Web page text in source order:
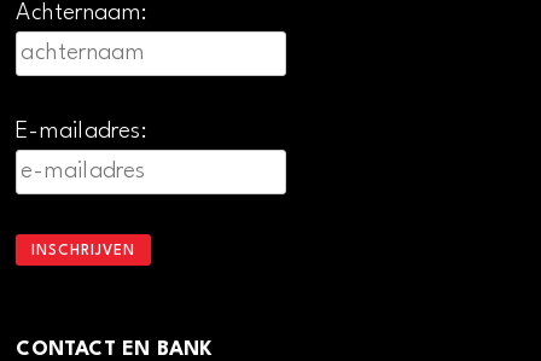
Achternaam:
E-mailadres:
CONTACT EN BANK